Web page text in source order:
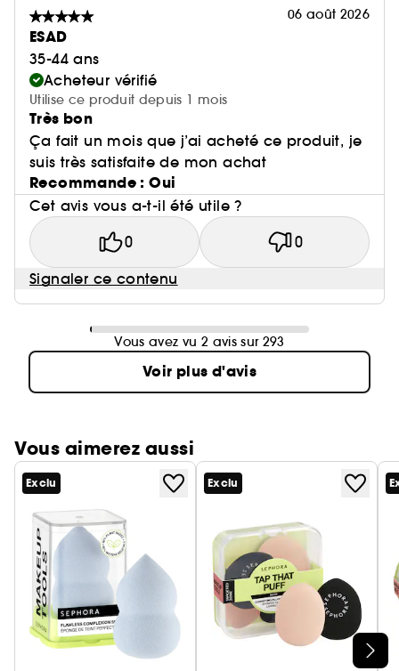
06 août 2026
ESAD
35-44 ans
Acheteur vérifié
Utilise ce produit depuis 1 mois
Très bon
Ça fait un mois que j’ai acheté ce produit, je
suis très satisfaite de mon achat
Recommande : Oui
Cet avis vous a-t-il été utile ?
0 0
Signaler ce contenu
Vous avez vu 2 avis sur 293
Voir plus d'avis
Vous aimerez aussi
Ignorer le carrousel produits
Exclu Exclu